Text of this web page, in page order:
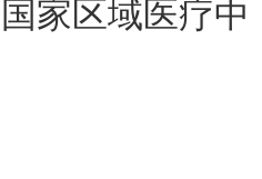
做群众健康“守
家区域医疗中
行首次升国旗